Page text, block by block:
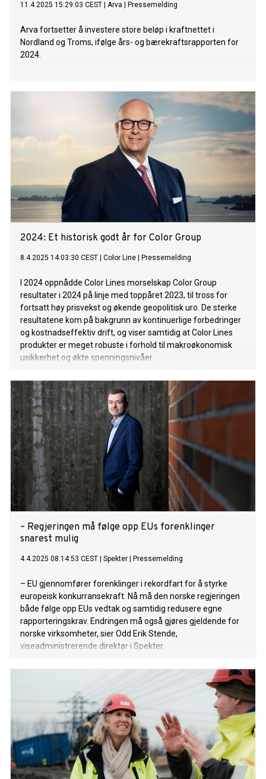
11.4.2025 15:29:03 CEST Arva Pressemelding
Arva fortsetter å investere store beløp i kraftnettet i
Nordland og Troms, ifølge års- og bærekraftsrapporten for
2024.
2024: Et historisk godt år for Color Group
8.4.2025 14:03:30 CEST Color Line Pressemelding
I 2024 oppnådde Color Lines morselskap Color Group
resultater i 2024 på linje med toppåret 2023, til tross for
fortsatt høy prisvekst og økende geopolitisk uro. De sterke
resultatene kom på bakgrunn av kontinuerlige forbedringer
og kostnadseffektiv drift, og viser samtidig at Color Lines
produkter er meget robuste i forhold til makroøkonomisk
usikkerhet og økte spenningsnivåer.
– Regjeringen må følge opp EUs forenklinger
snarest mulig
4.4.2025 08:14:53 CEST Spekter Pressemelding
– EU gjennomfører forenklinger i rekordfart for å styrke
europeisk konkurransekraft. Nå må den norske regjeringen
både følge opp EUs vedtak og samtidig redusere egne
rapporteringskrav. Endringen må også gjøres gjeldende for
norske virksomheter, sier Odd Erik Stende,
viseadministrerende direktør i Spekter.